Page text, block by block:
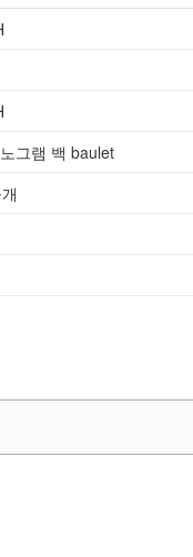
그램 백 baulet